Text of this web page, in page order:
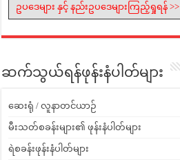
ဥပဒေများ နှင့် နည်းဥပဒေများကြည့်ရှုရန် >>
ဆက်သွယ်ရန်ဖုန်းနံပါတ်များ
ဆေးရုံ / လူနာတင်ယာဉ်
မီးသတ်စခန်းများ၏ ဖုန်းနံပါတ်များ
ရဲစခန်းဖုန်းနံပါတ်များ